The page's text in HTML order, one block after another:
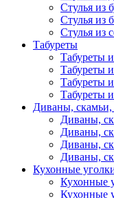
Стулья из
Стулья из
Стулья из
Табуреты
Табуреты
Табуреты
Табуреты
Табуреты
Диваны, скамьи,
Диваны,
Диваны,
Диваны,
Диваны,
Кухонные
Кухонные
Кухонные